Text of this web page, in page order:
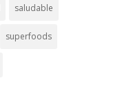
saludable
superfoods